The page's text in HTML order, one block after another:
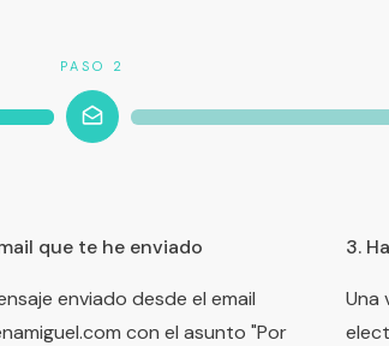
PASO 2
que te he enviado
enviado desde el email
con el asunto "Por
3.
Una